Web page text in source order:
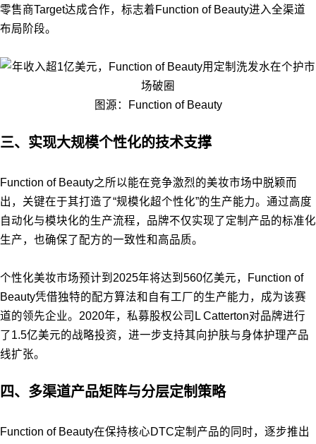
零售商Target达成合作，标志着Function of Beauty进入全渠道
布局阶段。
图源：Function of Beauty
三、实现大规模个性化的技术支撑
Function of Beauty之所以能在竞争激烈的美妆市场中脱颖而
出，关键在于其打造了“规模化超个性化”的生产能力。通过高度
自动化与模块化的生产流程，品牌不仅实现了定制产品的标准化
生产，也确保了配方的一致性和高品质。
个性化美妆市场预计到2025年将达到560亿美元，Function of
Beauty凭借独特的配方算法和自有工厂的生产能力，成为该赛
道的领先企业。2020年，私募股权公司L Catterton对品牌进行
了1.5亿美元的战略投资，进一步支持其向护肤与身体护理产品
线扩张。
四、多渠道产品矩阵与分层定制策略
Function of Beauty在保持核心DTC定制产品的同时，逐步推出